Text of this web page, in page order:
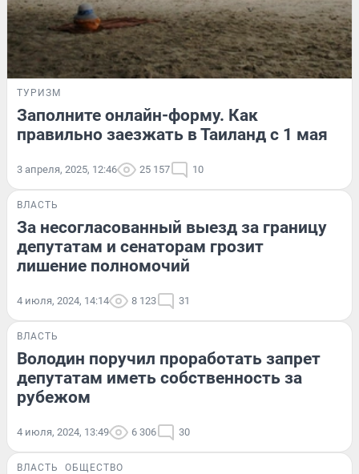
ТУРИЗМ
Заполните онлайн-форму. Как
правильно заезжать в Таиланд с 1 мая
3 апреля, 2025, 12:46 25 157 10
ВЛАСТЬ
За несогласованный выезд за границу
депутатам и сенаторам грозит
лишение полномочий
4 июля, 2024, 14:14 8 123 31
ВЛАСТЬ
Володин поручил проработать запрет
депутатам иметь собственность за
рубежом
4 июля, 2024, 13:49 6 306 30
ВЛАСТЬ ОБЩЕСТВО